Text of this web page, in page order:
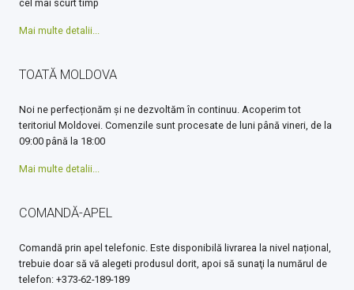
cel mai scurt timp
Mai multe detalii...
TOATĂ MOLDOVA
Noi ne perfecționăm și ne dezvoltăm în continuu. Acoperim tot
teritoriul Moldovei. Comenzile sunt procesate de luni până vineri, de la
09:00 până la 18:00
Mai multe detalii...
COMANDĂ-APEL
Comandă prin apel telefonic. Este disponibilă livrarea la nivel național,
trebuie doar să vă alegeti produsul dorit, apoi să sunaţi la numărul de
telefon: +373-62-189-189